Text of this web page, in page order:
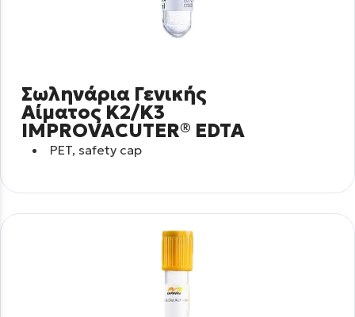
Σωληνάρια Γενικής
Αίματος Κ2/Κ3
IMPROVACUTER® EDTA
PET, safety cap